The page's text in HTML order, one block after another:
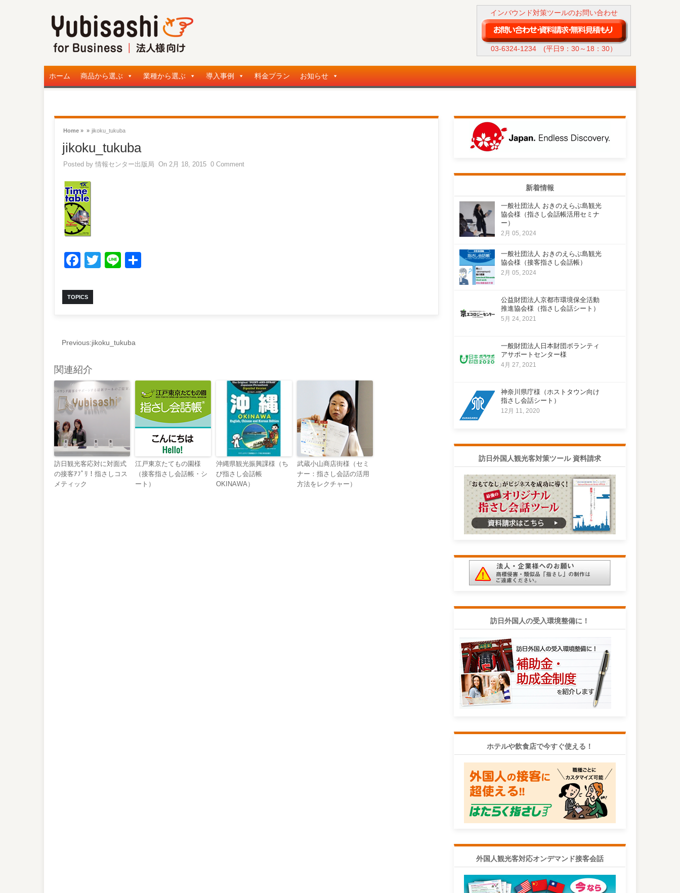
インバウンド対策ツールのお問い合わせ
03-6324-1234 (平日9：30～18：30）
ホーム 商品から選ぶ 業種から選ぶ 導入事例 料金プラン お知らせ
Home » » jikoku_tukuba
jikoku_tukuba
Posted by 情報センター出版局 On 2月 18, 2015 0 Comment
Facebook
Twitter
Line
TOPICS
Previous:jikoku_tukuba
関連紹介
訪日観光客応対に対面式
の接客ｱﾌﾟﾘ！指さしコス
メティック
江戸東京たてもの園様
（接客指さし会話帳・シ
ート）
沖縄県観光振興課様（ち
び指さし会話帳
OKINAWA）
武蔵小山商店街様（セミ
ナー：指さし会話の活用
方法をレクチャー）
新着情報
一般社団法人 おきのえらぶ島観光
協会様（指さし会話帳活用セミナ
ー）
2月 05, 2024
一般社団法人 おきのえらぶ島観光
協会様（接客指さし会話帳）
2月 05, 2024
公益財団法人京都市環境保全活動
推進協会様（指さし会話シート）
5月 24, 2021
一般財団法人日本財団ボランティ
アサポートセンター様
4月 27, 2021
神奈川県庁様（ホストタウン向け
指さし会話シート）
12月 11, 2020
訪日外国人観光客対策ツール 資料請求
訪日外国人の受入環境整備に！
ホテルや飲食店で今すぐ使える！
外国人観光客対応オンデマンド接客会話